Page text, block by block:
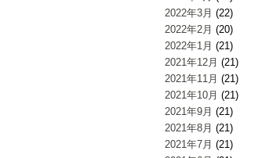
2022年3月 (22)
2022年2月 (20)
2022年1月 (21)
2021年12月 (21)
2021年11月 (21)
2021年10月 (21)
2021年9月 (21)
2021年8月 (21)
2021年7月 (21)